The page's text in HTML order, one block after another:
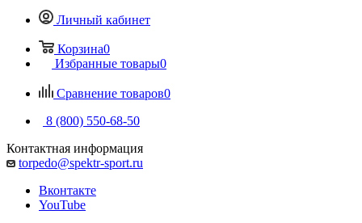
Личный кабинет
Корзина0
Избранные товары0
Сравнение товаров0
8 (800) 550-68-50
Контактная информация
torpedo@spektr-sport.ru
Вконтакте
YouTube